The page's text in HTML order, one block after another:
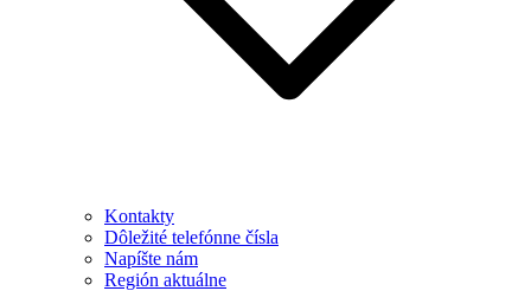
Kontakty
Dôležité telefónne čísla
Napíšte nám
Región aktuálne